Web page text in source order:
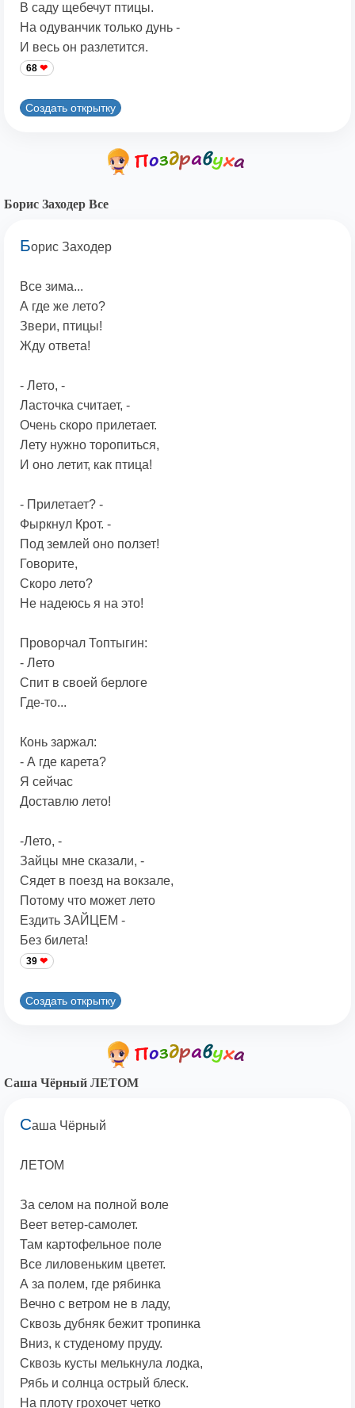
В саду щебечут птицы.
На одуванчик только дунь -
И весь он разлетится.
68
Создать открытку
Борис Заходер Все
Борис Заходер
Все зима...
А где же лето?
Звери, птицы!
Жду ответа!
- Лето, -
Ласточка считает, -
Очень скоро прилетает.
Лету нужно торопиться,
И оно летит, как птица!
- Прилетает? -
Фыркнyл Крот. -
Под землей оно ползет!
Говорите,
Скоро лето?
Не надеюсь я на это!
Проворчал Топтыгин:
- Лето
Спит в своей берлоге
Где-то...
Конь заржал:
- А где карета?
Я сейчас
Доставлю лето!
-Лето, -
Зайцы мне сказали, -
Сядет в поезд на вокзале,
Потому что может лето
Ездить ЗАЙЦЕМ -
Без билета!
39
Создать открытку
Саша Чёрный ЛЕТОМ
Саша Чёрный
ЛЕТОМ
За селом на полной воле
Веет ветер-самолет.
Там картофельное поле
Все лиловеньким цветет.
А за полем, где рябинка
Вечно с ветром не в ладу,
Сквозь дубняк бежит тропинка
Вниз, к студеному пруду.
Сквозь кусты мелькнула лодка,
Рябь и солнца острый блеск.
Hа плоту грохочет четко